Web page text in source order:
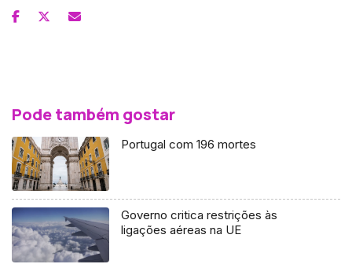
Pode também gostar
Portugal com 196 mortes
Governo critica restrições às
ligações aéreas na UE